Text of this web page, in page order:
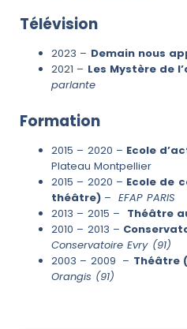
Télévision
2023 – Demain nous
2021 – Les Mystère de
parlante
Formation
2015 – 2020 – Ecole
Plateau Montpellier
2015 – 2020 – Ecole de
théâtre) – EFAP PARIS
2013 – 2015 – Théâtre
2010 – 2013 –
Conservatoire Evry (91)
2003 – 2009 – Théâtre
Orangis (91)